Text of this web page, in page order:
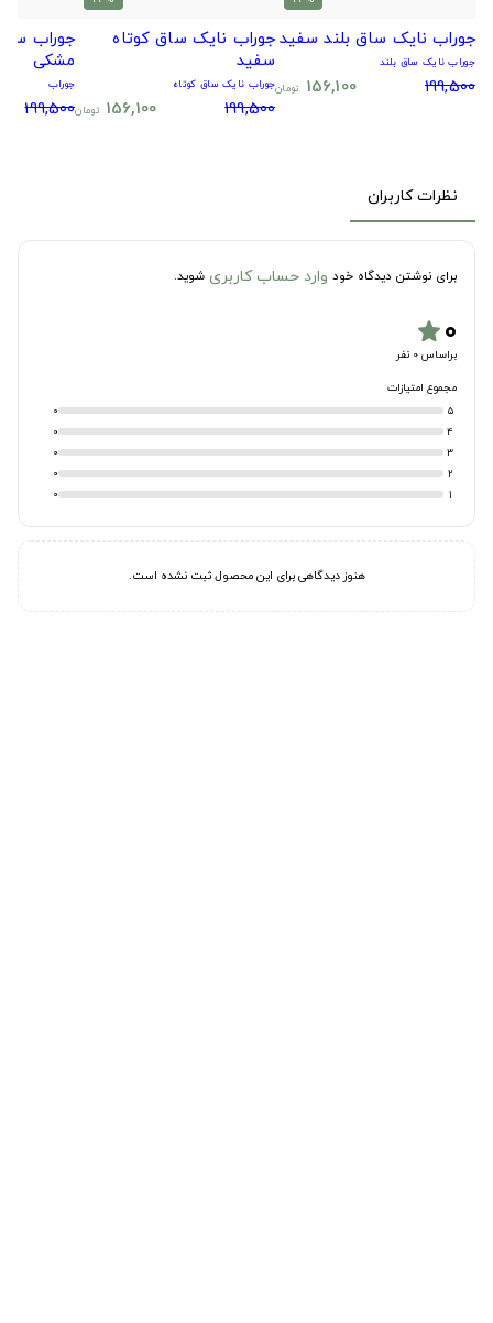
جوراب نایک ساق بلند سفید
جوراب نایک ساق بلند
199,500
156,100 تومان
جوراب نایک ساق کوتاه
سفید
جوراب نایک ساق کوتاه
199,500
156,100 تومان
جوراب
مشکی
جوراب
199,500
نظرات کاربران
برای نوشتن دیدگاه خود وارد حساب کاربری شوید.
۰star
براساس 0 نفر
مجموع امتیازات
5
0
4
0
3
0
2
0
1
0
هنوز دیدگاهی برای این محصول ثبت نشده است.